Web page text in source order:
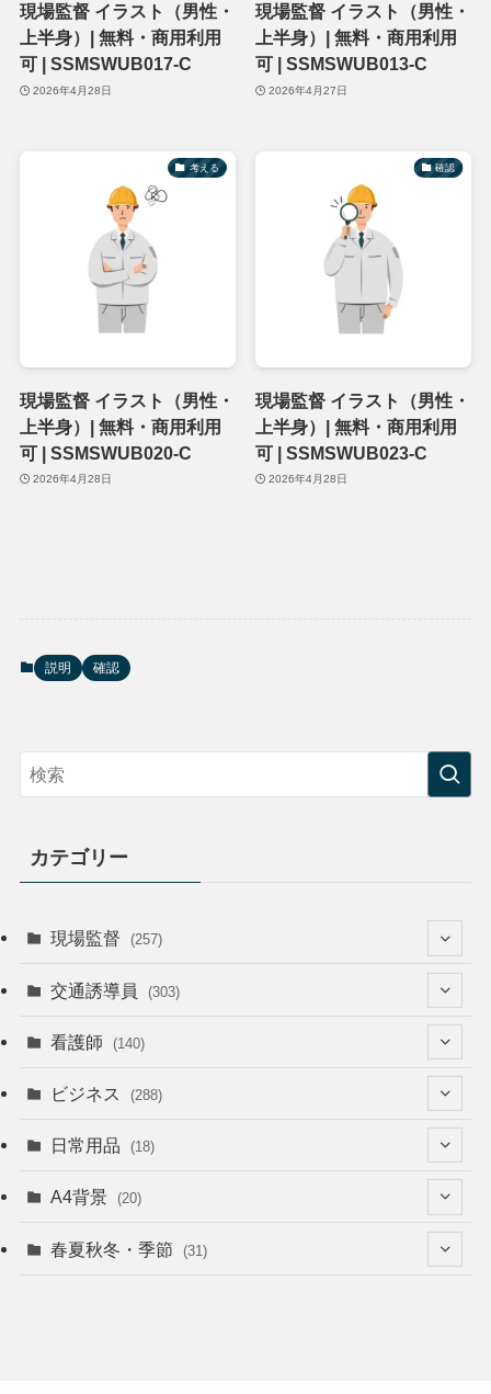
現場監督 イラスト（男性・
上半身）| 無料・商用利用
可 | SSMSWUB017-C
2026年4月28日
現場監督 イラスト（男性・
上半身）| 無料・商用利用
可 | SSMSWUB013-C
2026年4月27日
考える
現場監督 イラスト（男性・
上半身）| 無料・商用利用
可 | SSMSWUB020-C
2026年4月28日
確認
現場監督 イラスト（男性・
上半身）| 無料・商用利用
可 | SSMSWUB023-C
2026年4月28日
説明 確認
カテゴリー
現場監督 (257)
(52)
(74)
交通誘導員 (303)
(64)
(53)
(55)
看護師 (140)
(53)
(36)
(22)
ビジネス (288)
(120)
(12)
日常用品 (18)
(13)
A4背景 (20)
(5)
春夏秋冬・季節 (31)